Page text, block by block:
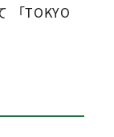
「TOKYO